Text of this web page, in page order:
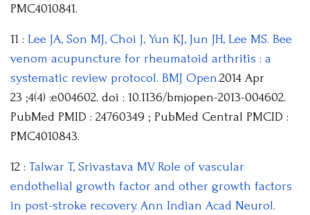
PMC4010841.
11 : Lee JA, Son MJ, Choi J, Yun KJ, Jun JH, Lee MS. Bee
venom acupuncture for rheumatoid arthritis : a
systematic review protocol. BMJ Open.2014 Apr
23 ;4(4) :e004602. doi : 10.1136/bmjopen-2013-004602.
PubMed PMID : 24760349 ; PubMed Central PMCID :
PMC4010843.
12 : Talwar T, Srivastava MV. Role of vascular
endothelial growth factor and other growth factors
in post-stroke recovery. Ann Indian Acad Neurol.